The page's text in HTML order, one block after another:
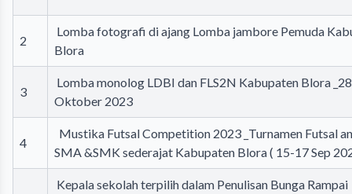
2
Lomba fotografi di ajang Lomba jambore Pemuda
Blora
3
Lomba monolog LDBI dan FLS2N Kabupaten Blora _28
Oktober 2023
4
Mustika Futsal Competition 2023 _Turnamen Futsal
SMA &SMK sederajat Kabupaten Blora ( 15-17 Sep
Kepala sekolah terpilih dalam Penulisan Bunga Rampai